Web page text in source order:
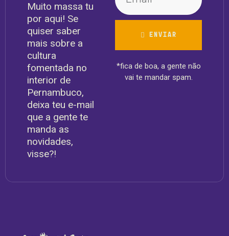
Muito massa tu
por aqui! Se
quiser saber
mais sobre a
cultura
fomentada no
interior de
Pernambuco,
deixa teu e-mail
que a gente te
manda as
novidades,
visse?!
ENVIAR
*fica de boa, a gente não
vai te mandar spam.